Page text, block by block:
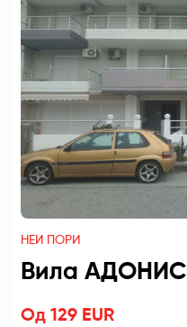
НЕИ ПОРИ
Вила АДОНИС
Од 129 EUR